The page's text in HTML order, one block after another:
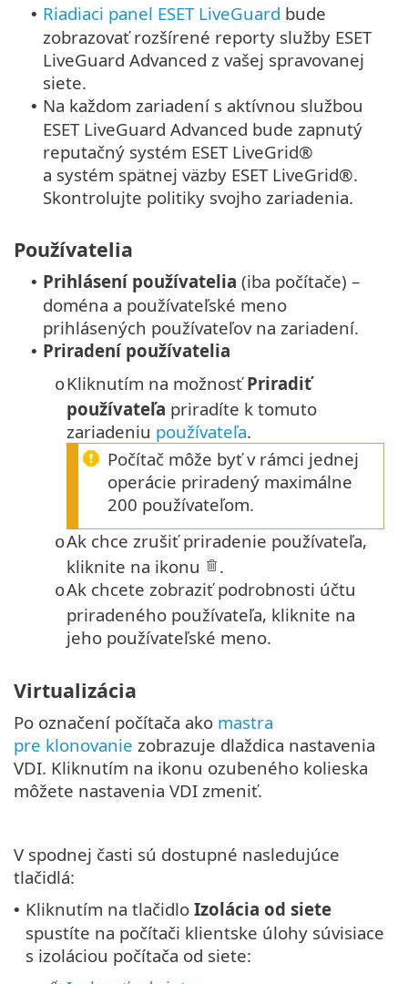
• Riadiaci panel ESET LiveGuard bude
zobrazovať rozšírené reporty služby ESET
LiveGuard Advanced z vašej spravovanej
siete.
• Na každom zariadení s aktívnou službou
ESET LiveGuard Advanced bude zapnutý
reputačný systém ESET LiveGrid®
a systém spätnej väzby ESET LiveGrid®.
Skontrolujte politiky svojho zariadenia.
Používatelia
• Prihlásení používatelia (iba počítače) –
doména a používateľské meno
prihlásených používateľov na zariadení.
• Priradení používatelia
oKliknutím na možnosťPriradiť
používateľa priradíte k tomuto
zariadeniu používateľa.
Počítač môže byť v rámci jednej
operácie priradený maximálne
200 používateľom.
oAk chce zrušiť priradenie používateľa,
kliknite na ikonu
.
oAk chcete zobraziť podrobnosti účtu
priradeného používateľa, kliknite na
jeho používateľské meno.
Virtualizácia
Po označení počítača ako mastra
pre klonovanie zobrazuje dlaždica nastavenia
VDI. Kliknutím na ikonu ozubeného kolieska
môžete nastavenia VDI zmeniť.
V spodnej časti sú dostupné nasledujúce
tlačidlá:
• Kliknutím na tlačidlo Izolácia od siete
spustíte na počítači klientske úlohy súvisiace
s izoláciou počítača od siete: